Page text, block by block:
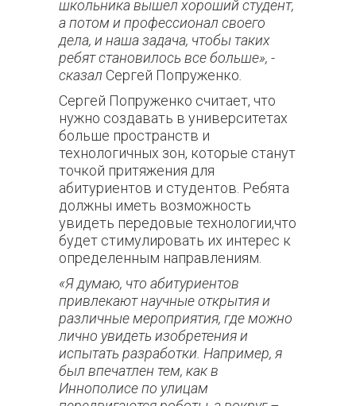
школьника вышел хороший студент,
а потом и профессионал своего
дела, и наша задача, чтобы таких
ребят становилось все больше», -
сказал Сергей Попруженко.
Сергей Попруженко считает, что
нужно создавать в университетах
больше пространств и
технологичных зон, которые станут
точкой притяжения для
абитуриентов и студентов. Ребята
должны иметь возможность
увидеть передовые технологии,что
будет стимулировать их интерес к
определенным направлениям.
«Я думаю, что абитуриентов
привлекают научные открытия и
различные мероприятия, где можно
лично увидеть изобретения и
испытать разработки. Например, я
был впечатлен тем, как в
Иннополисе по улицам